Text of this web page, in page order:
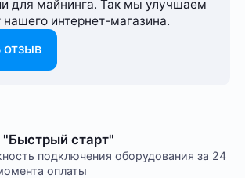
для майнинга. Так мы улучшаем
нашего интернет-⁠магазина.
отзыв
старт"
подключения оборудования за 24
оплаты